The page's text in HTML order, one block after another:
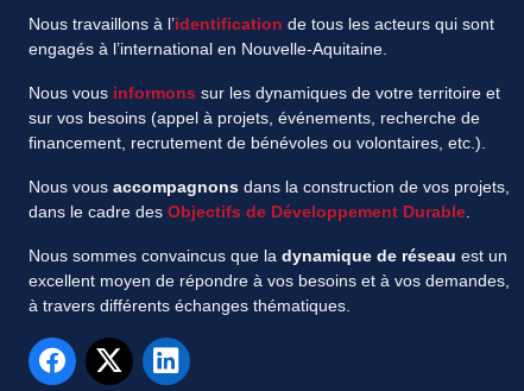
Nous travaillons à l’identification de tous les acteurs qui sont
engagés à l’international en Nouvelle-Aquitaine.
Nous vous informons sur les dynamiques de votre territoire et
sur vos besoins (appel à projets, événements, recherche de
financement, recrutement de bénévoles ou volontaires, etc.).
Nous vous accompagnons dans la construction de vos projets,
dans le cadre des Objectifs de Développement Durable
Nous sommes convaincus que la dynamique de réseau est un
excellent moyen de répondre à vos besoins et à vos demandes,
à travers différents échanges thématiques.